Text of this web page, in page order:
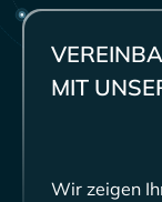
MIT
Wir zeigen